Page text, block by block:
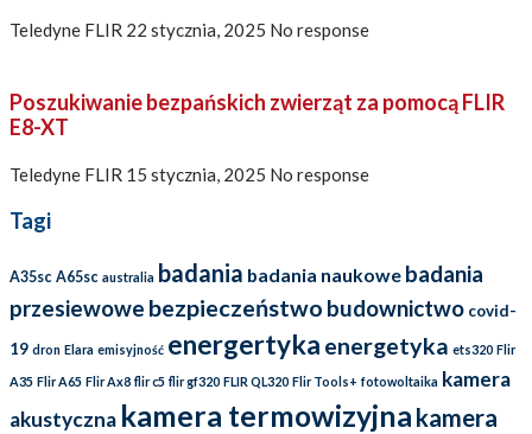
Teledyne FLIR 22 stycznia, 2025 No response
Poszukiwanie bezpańskich zwierząt za pomocą FLIR
E8-XT
Teledyne FLIR 15 stycznia, 2025 No response
Tagi
A35sc A65sc australia badania badania naukowe badania
przesiewowe bezpieczeństwo budownictwo covid-
19 dron Elara emisyjność energertyka energetyka ets320 Flir
A35 Flir A65 Flir Ax8 flir c5 flir gf320 FLIR QL320 Flir Tools+ fotowoltaika kamera
akustyczna kamera termowizyjna kamera